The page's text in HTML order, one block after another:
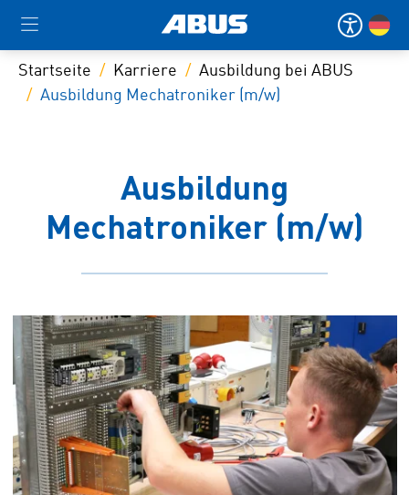
Startseite Karriere
Ausbildung bei ABUS
Ausbildung Mechatroniker (m/w)
Ausbildung
Mechatroniker (m/w)